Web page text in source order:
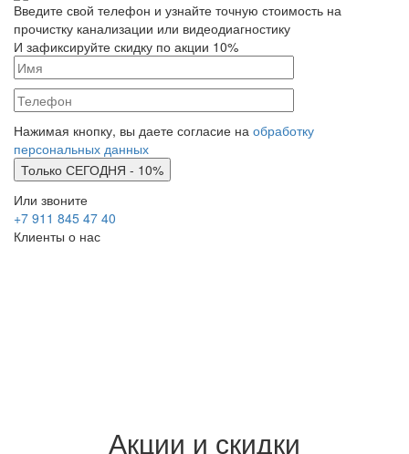
Введите свой телефон и узнайте точную стоимость на
прочистку канализации или видеодиагностику
И зафиксируйте скидку по акции 10%
Нажимая кнопку, вы даете согласие на обработку
персональных данных
Или звоните
+7 911 845 47 40
Клиенты о нас
Акции и скидки